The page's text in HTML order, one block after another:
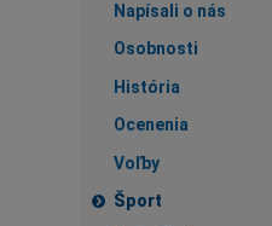
Napísali o nás
Osobnosti
História
Ocenenia
Voľby
Šport